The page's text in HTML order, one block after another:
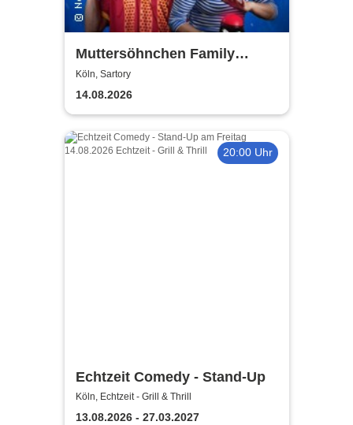
Muttersöhnchen Family
Games 2026
Köln, Sartory
14.08.2026
20:00 Uhr
Echtzeit Comedy - Stand-Up
Köln, Echtzeit - Grill & Thrill
13.08.2026 - 27.03.2027